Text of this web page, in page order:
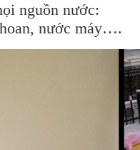
nguồn nước:
nước máy….